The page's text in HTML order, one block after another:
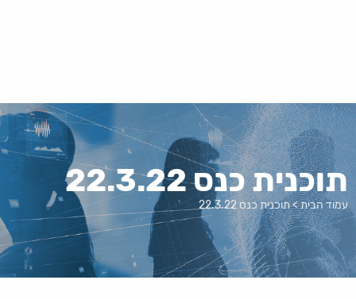
תוכנית כנס 22.3.22
עמוד הבית>תוכנית כנס 22.3.22